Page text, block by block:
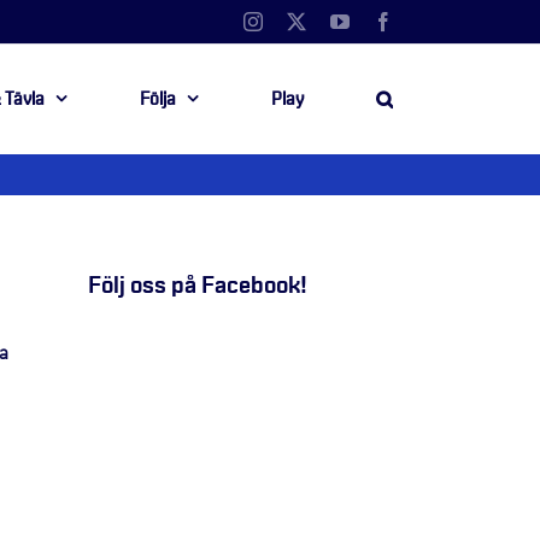
Instagram YouTube
Tävla Följa Play
Följ oss på Facebook!